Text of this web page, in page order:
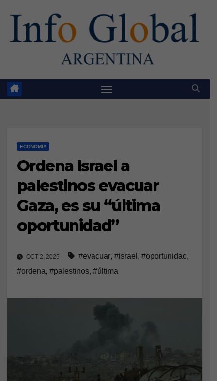
ECONOMIA
Ordena Israel a
palestinos evacuar
Gaza, es su “última
oportunidad”
OCT 2, 2025 #evacuar, #israel , #oportunidad,
#ordena, #palestinos, #última